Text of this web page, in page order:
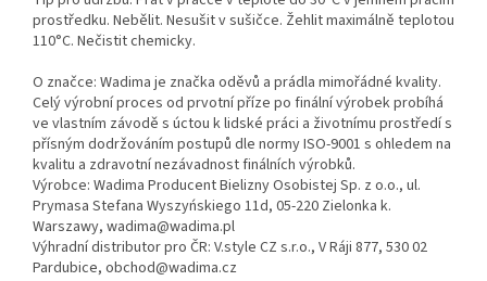
prostředku. Nebělit. Nesušit v sušičce. Žehlit maximálně teplotou
110°C. Nečistit chemicky.
O značce: Wadima je značka oděvů a prádla mimořádné kvality.
Celý výrobní proces od prvotní příze po finální výrobek probíhá
ve vlastním závodě s úctou k lidské práci a životnímu prostředí s
přísným dodržováním postupů dle normy ISO-9001 s ohledem na
kvalitu a zdravotní nezávadnost finálních výrobků.
Výrobce: Wadima Producent Bielizny Osobistej Sp. z o.o., ul.
Prymasa Stefana Wyszyńskiego 11d, 05-220 Zielonka k.
Warszawy, wadima@wadima.pl
Výhradní distributor pro ČR: V.style CZ s.r.o., V Ráji 877, 530 02
Pardubice, obchod@wadima.cz